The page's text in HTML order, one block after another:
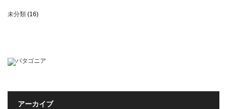
未分類 (16)
アーカイブ